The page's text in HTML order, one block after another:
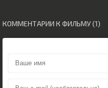
КОММЕНТАРИИ К ФИЛЬМУ (1)